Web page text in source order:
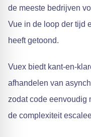
de meeste bedrijven
Vue in de loop der tijd
heeft getoond.
Vuex biedt kant-en-
afhandelen van
zodat code eenvoudig
de complexiteit